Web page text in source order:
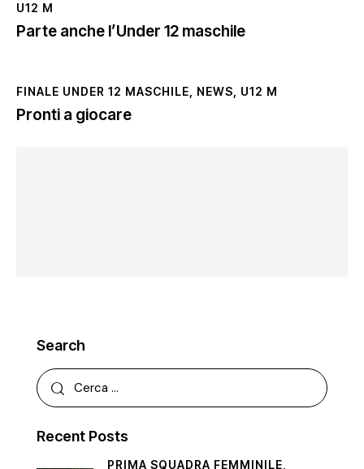
U12 M
Parte anche l’Under 12 maschile
FINALE UNDER 12 MASCHILE NEWS U12 M
Pronti a giocare
Search
Recent Posts
PRIMA SQUADRA FEMMINILE,